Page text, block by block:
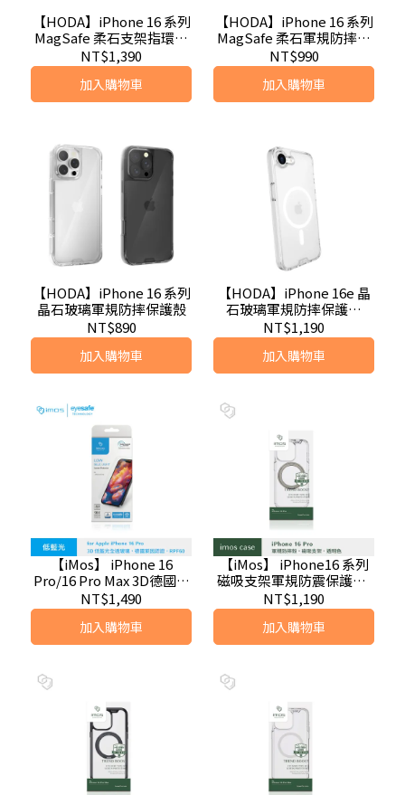
【HODA】iPhone 16 系列
MagSafe 柔石支架指環保
護殼
NT$1,390
加入購物車
【HODA】iPhone 16 系列
MagSafe 柔石軍規防摔保
護殼
NT$990
加入購物車
【HODA】iPhone 16 系列
晶石玻璃軍規防摔保護殼
NT$890
加入購物車
【HODA】iPhone 16e 晶
石玻璃軍規防摔保護殼
MagSafe
NT$1,190
加入購物車
【iMos】 iPhone 16
Pro/16 Pro Max 3D德國萊
因認證 RPF60低藍光(全透
明)螢幕保護貼
NT$1,490
加入購物車
【iMos】 iPhone16 系列
磁吸支架軍規防震保護殼-
透明色
NT$1,190
加入購物車